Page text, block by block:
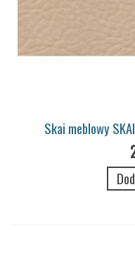
Skai meblowy